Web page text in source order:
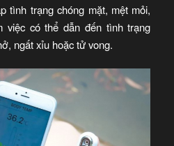
tình trạng chóng mặt, mệt mỏi,
việc có thể dẫn đến tình trạng
ngất xỉu hoặc tử vong.